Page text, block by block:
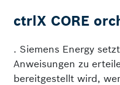
ctrlX CORE
. Siemens Energy
Anweisungen zu
bereitgestellt wird,